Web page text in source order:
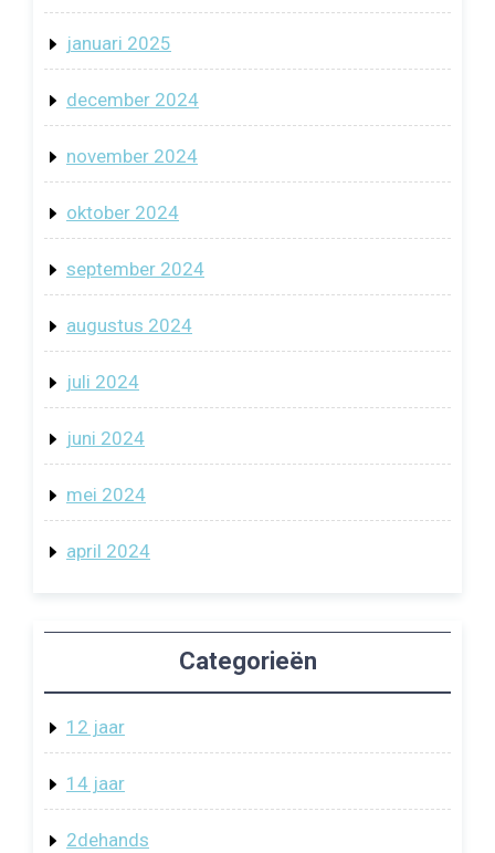
januari 2025
december 2024
november 2024
oktober 2024
september 2024
augustus 2024
juli 2024
juni 2024
mei 2024
april 2024
Categorieën
12 jaar
14 jaar
2dehands